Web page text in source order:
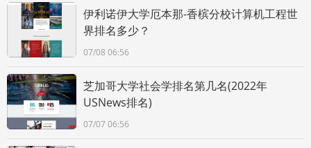
伊利诺伊大学厄本那-香槟分校计算机工程世
界排名多少？
07/08 06:56
芝加哥大学社会学排名第几名(2022年
USNews排名)
07/07 06:56